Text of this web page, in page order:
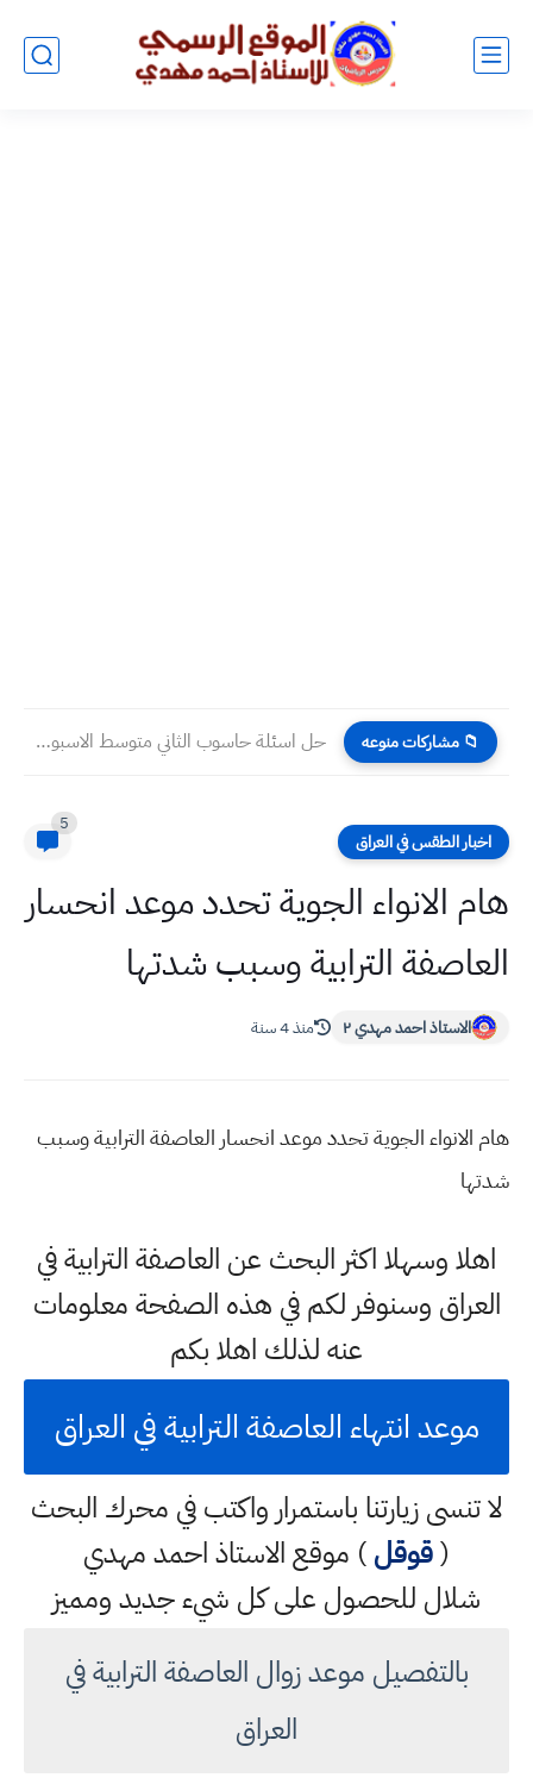
📁 مشاركات منوعه حل اسئلة حاسوب الثاني متوسط الاسبوع الخامس عشر التلفزيون التربوي
اخبار الطقس في العراق
5
هام الانواء الجوية تحدد موعد انحسار
العاصفة الترابية وسبب شدتها
الاستاذ احمد مهدي ٢ منذ 4 سنة
هام الانواء الجوية تحدد موعد انحسار العاصفة الترابية وسبب
شدتها
اهلا وسهلا اكثر البحث عن العاصفة الترابية في
العراق وسنوفر لكم في هذه الصفحة معلومات
عنه لذلك اهلا بكم
موعد انتهاء العاصفة الترابية في العراق
لا تنسى زيارتنا باستمرار واكتب في محرك البحث
(قوقل) موقع الاستاذ احمد مهدي
شلال للحصول على كل شيء جديد ومميز
بالتفصيل موعد زوال العاصفة الترابية في
العراق